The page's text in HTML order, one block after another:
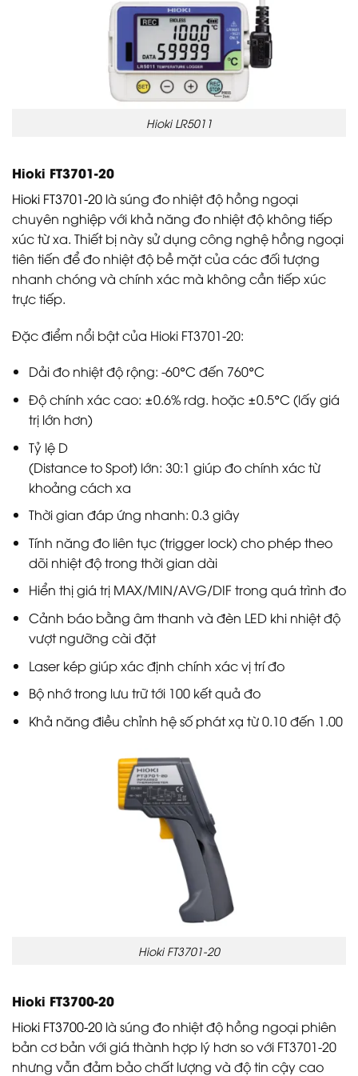
Hioki LR5011
Hioki FT3701-20
Hioki FT3701-20 là súng đo nhiệt độ hồng ngoại
chuyên nghiệp với khả năng đo nhiệt độ không tiếp
xúc từ xa. Thiết bị này sử dụng công nghệ hồng ngoại
tiên tiến để đo nhiệt độ bề mặt của các đối tượng
nhanh chóng và chính xác mà không cần tiếp xúc
trực tiếp.
Đặc điểm nổi bật của Hioki FT3701-20:
Dải đo nhiệt độ rộng: -60°C đến 760°C
Độ chính xác cao: ±0.6% rdg. hoặc ±0.5°C (lấy giá
trị lớn hơn)
Tỷ lệ D
(Distance to Spot) lớn: 30:1 giúp đo chính xác từ
khoảng cách xa
Thời gian đáp ứng nhanh: 0.3 giây
Tính năng đo liên tục (trigger lock) cho phép theo
dõi nhiệt độ trong thời gian dài
Hiển thị giá trị MAX/MIN/AVG/DIF trong quá trình đo
Cảnh báo bằng âm thanh và đèn LED khi nhiệt độ
vượt ngưỡng cài đặt
Laser kép giúp xác định chính xác vị trí đo
Bộ nhớ trong lưu trữ tới 100 kết quả đo
Khả năng điều chỉnh hệ số phát xạ từ 0.10 đến 1.00
Hioki FT3701-20
Hioki FT3700-20
Hioki FT3700-20 là súng đo nhiệt độ hồng ngoại phiên
bản cơ bản với giá thành hợp lý hơn so với FT3701-20
nhưng vẫn đảm bảo chất lượng và độ tin cậy cao